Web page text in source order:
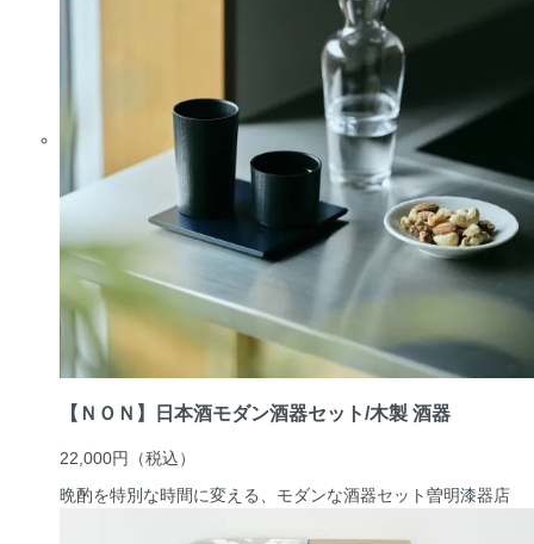
【ＮＯＮ】日本酒モダン酒器セット/木製 酒器
22,000円
（税込）
晩酌を特別な時間に変える、モダンな酒器セット曽明漆器店